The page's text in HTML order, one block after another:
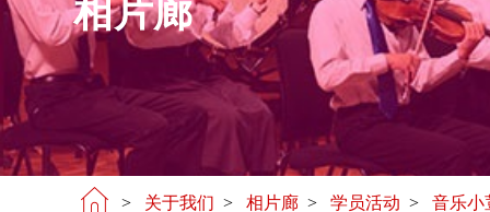
相片廊
> 关于我们 >相片廊 >学员活动 >音乐小